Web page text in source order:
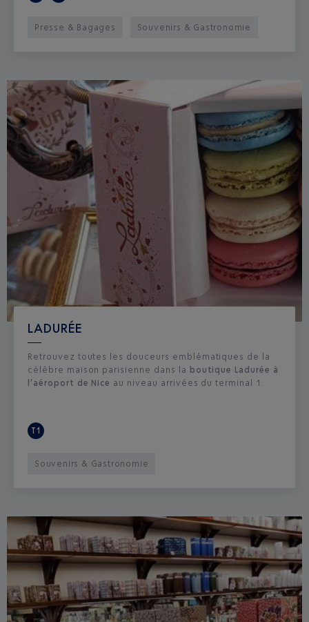
Presse & Bagages Souvenirs & Gastronomie
LADURÉE
Retrouvez toutes les douceurs emblématiques de la
célèbre maison parisienne dans la boutique Ladurée à
l’aéroport de Nice au niveau arrivées du terminal 1.
T1
Souvenirs & Gastronomie